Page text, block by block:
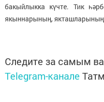
бакыйлыкка күчте. Тик
якыннарының, якташларының
Следите за самым
Telegram-канале